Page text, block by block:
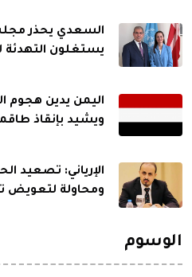
السعدي يحذر
يستغلون التهدئة
اليمن يدين هجوم
ويشيد بإنقاذ
الإرياني: تصعيد
ومحاولة لتعويض
الوسوم